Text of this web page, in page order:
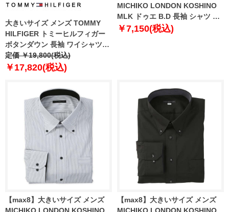
大きいサイズ メンズ TOMMY
HILFIGER トミーヒルフィガー
ボタンダウン 長袖 ワイシャツ
USA直輸入 24n2131
定価 ￥19,800(税込)
￥17,820(税込)
MICHIKO LONDON KOSHINO
MLK ドゥエ B.D 長袖 シャツ ホ
ワイト 1277-5310-1 3L 4L 5L
￥7,150(税込)
【max8】大きいサイズ メンズ
【max8】大きいサイズ メンズ